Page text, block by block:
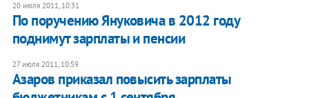
20 июля 2011, 10:31
По поручению Януковича в 2012 году
поднимут зарплаты и пенсии
27 июля 2011, 10:59
Азаров приказал повысить зарплаты